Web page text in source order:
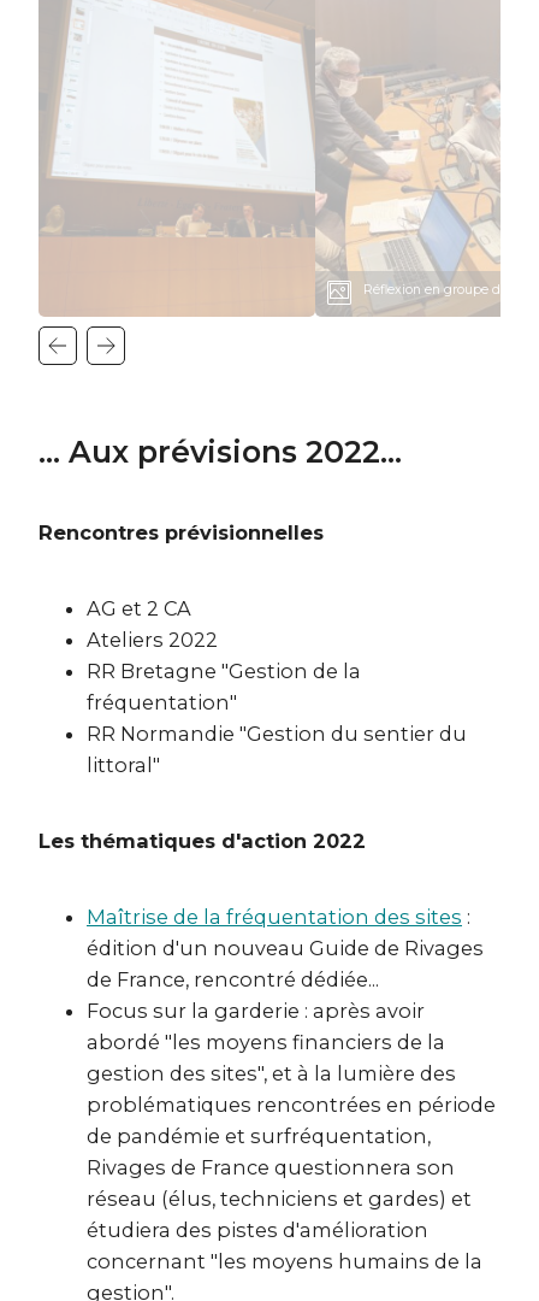
Réflexion en groupe de
... Aux prévisions 2022...
Rencontres prévisionnelles
AG et 2 CA
Ateliers 2022
RR Bretagne "Gestion de la
fréquentation"
RR Normandie "Gestion du sentier du
littoral"
Les thématiques d'action 2022
Maîtrise de la fréquentation des sites :
édition d'un nouveau Guide de Rivages
de France, rencontré dédiée...
Focus sur la garderie : après avoir
abordé "les moyens financiers de la
gestion des sites", et à la lumière des
problématiques rencontrées en période
de pandémie et surfréquentation,
Rivages de France questionnera son
réseau (élus, techniciens et gardes) et
étudiera des pistes d'amélioration
concernant "les moyens humains de la
gestion".